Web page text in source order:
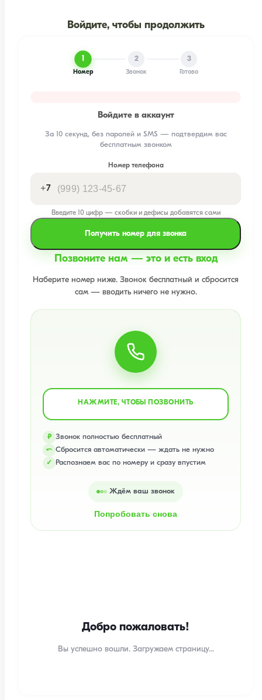
Войдите, чтобы продолжить
1
Номер
2
Звонок
3
Готово
Войдите в аккаунт
За 10 секунд, без паролей и SMS — подтвердим вас
бесплатным звонком
Номер телефона
+7
Введите 10 цифр — скобки и дефисы добавятся сами
Получить номер для звонка
Позвоните нам — это и есть вход
Наберите номер ниже. Звонок бесплатный и сбросится
сам — вводить ничего не нужно.
НАЖМИТЕ, ЧТОБЫ ПОЗВОНИТЬ
₽ Звонок полностью бесплатный
⤺ Сбросится автоматически — ждать не нужно
✓ Распознаем вас по номеру и сразу впустим
Ждём ваш звонок
Попробовать снова
Добро пожаловать!
Вы успешно вошли. Загружаем страницу...